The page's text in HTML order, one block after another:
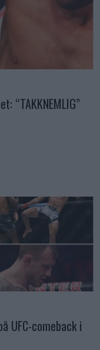
“TAKKNEMLIG”
UFC-comeback i